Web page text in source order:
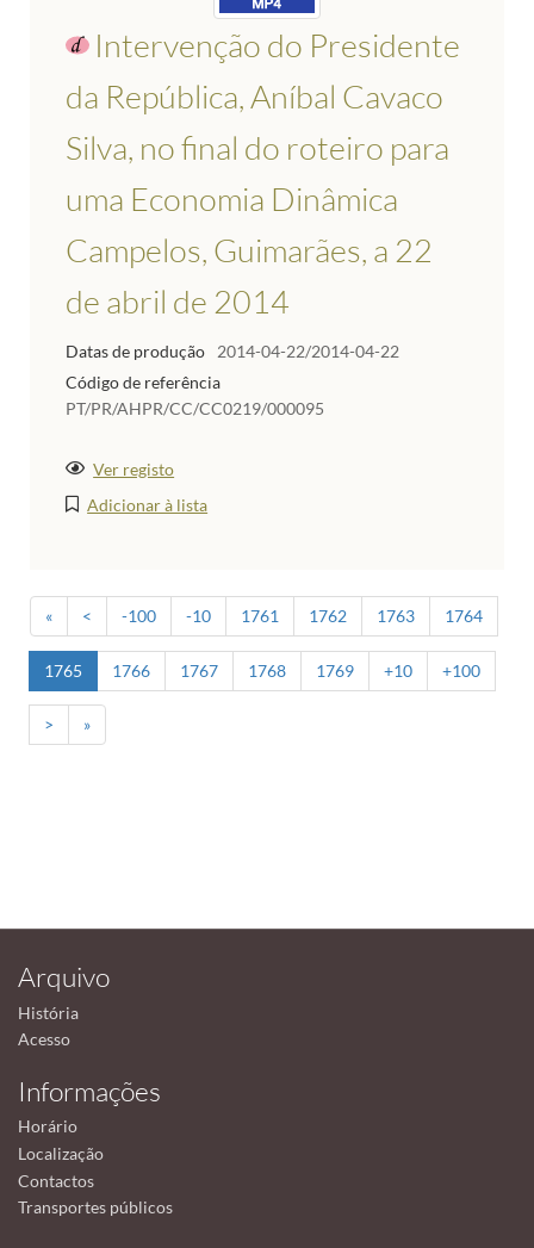
Intervenção do Presidente
da República, Aníbal Cavaco
Silva, no final do roteiro para
uma Economia Dinâmica
Campelos, Guimarães, a 22
de abril de 2014
Datas de produção
2014-04-22/2014-04-22
Código de referência
PT/PR/AHPR/CC/CC0219/000095
Ver registo
Adicionar à lista
« < -100 -10 1761 1762 1763 1764
1765 1766 1767 1768 1769 +10 +100
> »
Arquivo
História
Acesso
Informações
Horário
Localização
Contactos
Transportes públicos